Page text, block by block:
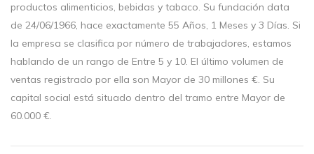
productos alimenticios, bebidas y tabaco. Su fundación data
de 24/06/1966, hace exactamente 55 Años, 1 Meses y 3 Días. Si
la empresa se clasifica por número de trabajadores, estamos
hablando de un rango de Entre 5 y 10. El último volumen de
ventas registrado por ella son Mayor de 30 millones €. Su
capital social está situado dentro del tramo entre Mayor de
60.000 €.